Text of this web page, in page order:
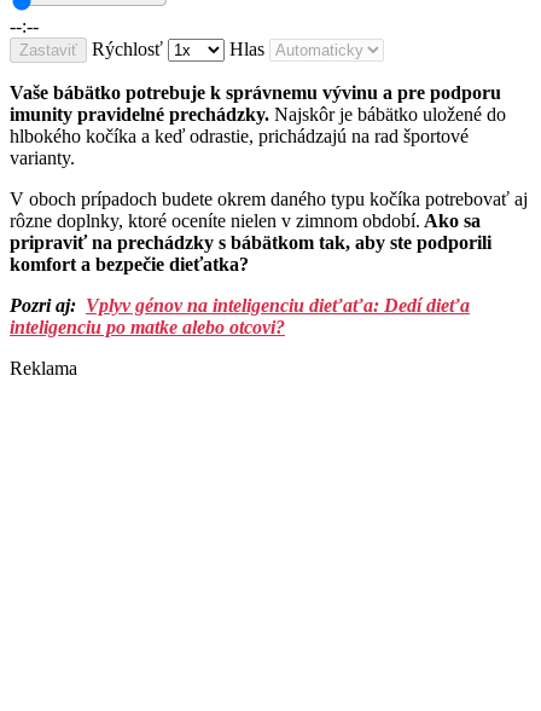
--:--
Zastaviť Rýchlosť Hlas
Vaše bábätko potrebuje k správnemu vývinu a pre podporu
imunity pravidelné prechádzky. Najskôr je bábätko uložené do
hlbokého kočíka a keď odrastie, prichádzajú na rad športové
varianty.
V oboch prípadoch budete okrem daného typu kočíka potrebovať aj
rôzne doplnky, ktoré oceníte nielen v zimnom období. Ako sa
pripraviť na prechádzky s bábätkom tak, aby ste podporili
komfort a bezpečie dieťatka?
Pozri aj: Vplyv génov na inteligenciu dieťaťa: Dedí dieťa
inteligenciu po matke alebo otcovi?
Reklama